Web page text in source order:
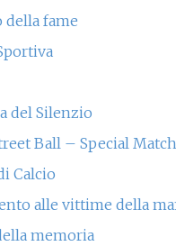
della fame
del Silenzio
Ball – Special Match
Calcio
alle vittime della
memoria